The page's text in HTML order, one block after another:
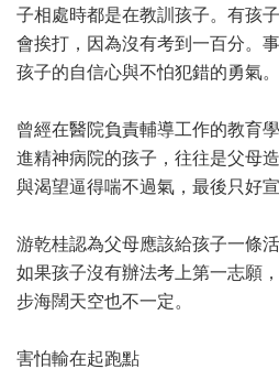
子相處時都是在教訓孩子。有孩
會挨打，因為沒有考到一百分。
孩子的自信心與不怕犯錯的勇氣。
曾經在醫院負責輔導工作的教育
進精神病院的孩子，往往是父母
與渴望逼得喘不過氣，最後只好宣
游乾桂認為父母應該給孩子一條
如果孩子沒有辦法考上第一志願
步海闊天空也不一定。
害怕輸在起跑點